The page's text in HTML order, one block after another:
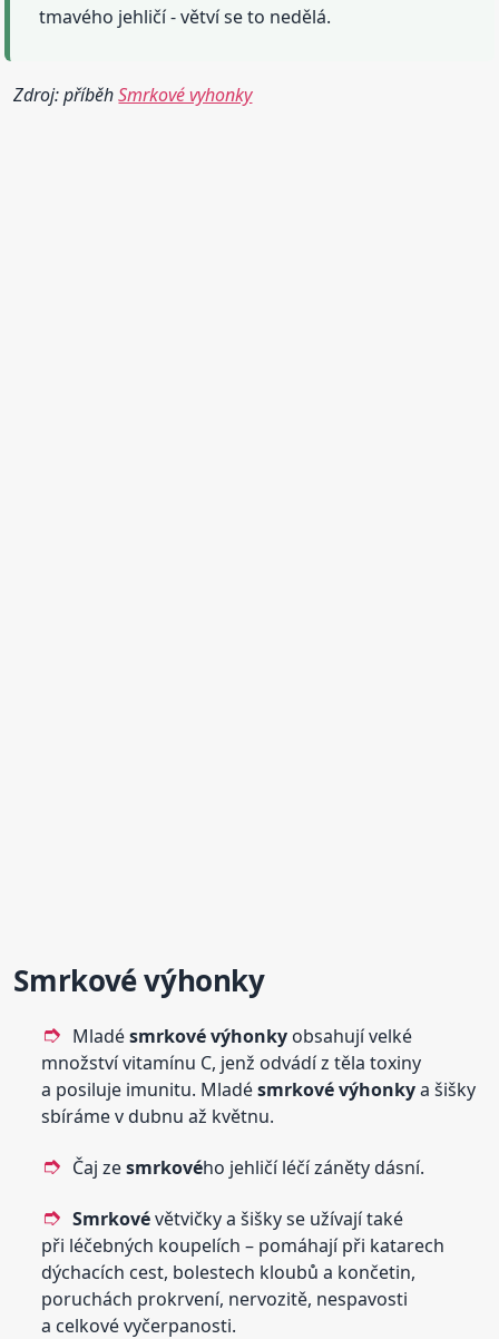
tmavého jehličí - větví se to nedělá.
Zdroj: příběhSmrkové vyhonky
Smrkovévýhonky
Mladésmrkové výhonky obsahují velké
množství vitamínu C, jenž odvádí z těla toxiny
a posiluje imunitu. Mladésmrkové výhonkya šišky
sbíráme v dubnu až květnu.
Čaj zesmrkového jehličí léčí záněty dásní.
Smrkovévětvičky a šišky se užívají také
při léčebných koupelích – pomáhají při katarech
dýchacích cest, bolestech kloubů a končetin,
poruchách prokrvení, nervozitě, nespavosti
a celkové vyčerpanosti.